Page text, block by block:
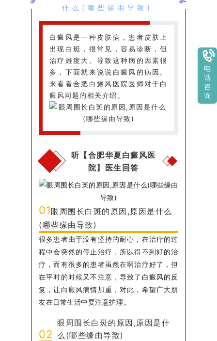
什么(哪些缘由导致)
白癜风是一种皮肤病，患者皮肤上
出现白斑，很常见，容易诊断，但
治疗难度大。导致这种病的因素很
多，下面就来说说白癜风的病因。
来看看合肥白癜风医院医师对于白
癜风问题的相关介绍。
听【合肥华夏白癜风医
院】医生回答
01眼周围长白斑的原因,原因是什么
(哪些缘由导致)
很多患者由于没有坚持的耐心，在治疗的过
程中会突然的停止治疗，所以得不到好的治
疗，而有很多的患者虽然在啊治疗好了，但
在平时的时候又不注意，导致了白癜风的反
复，让白癜风病情加重，对此，希望广大朋
友在日常生活中要注意护理。
02
眼周围长白斑的原因,原因是什
么(哪些缘由导致)
电
话
咨
询